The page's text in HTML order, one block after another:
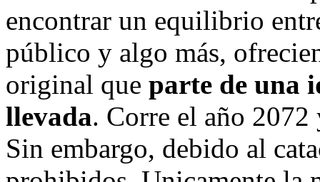
encontrar un equilibrio
público y algo más,
original que parte de una
llevada. Corre el año
Sin embargo, debido al